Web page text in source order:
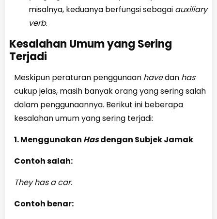
misalnya, keduanya berfungsi sebagai auxiliary
verb.
Kesalahan Umum yang Sering
Terjadi
Meskipun peraturan penggunaan havedan has
cukup jelas, masih banyak orang yang sering salah
dalam penggunaannya. Berikut ini beberapa
kesalahan umum yang sering terjadi:
1. Menggunakan Hasdengan Subjek Jamak
Contoh salah:
They has a car.
Contoh benar: